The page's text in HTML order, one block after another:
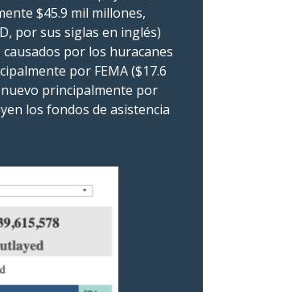
$45.9 mil millones,
por sus siglas en inglés)
por los huracanes
por FEMA ($17.6
principalmente por
los fondos de asistencia